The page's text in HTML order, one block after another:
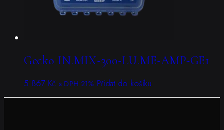
Gecko IN.MIX-300-LU.ME-AMP-GE1
5 867 Kč s DPH 21% Přidat do košíku